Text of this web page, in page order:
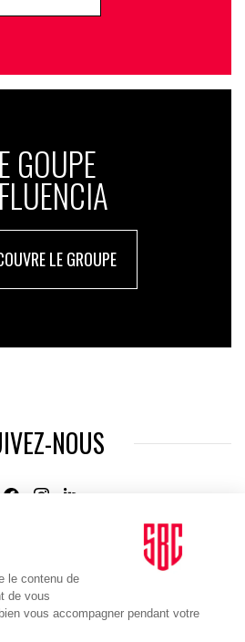
GOUPE
LE GROUPE
NOUS